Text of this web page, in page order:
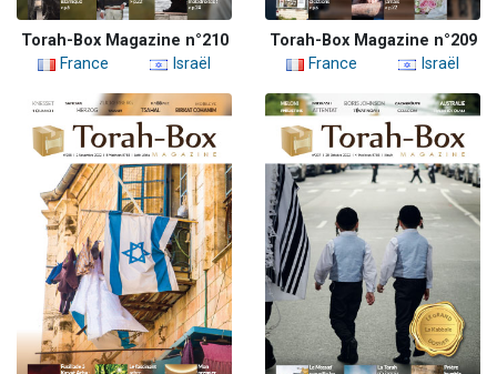
Torah-Box Magazine n°210
France
Israël
Torah-Box Magazine n°209
France
Israël